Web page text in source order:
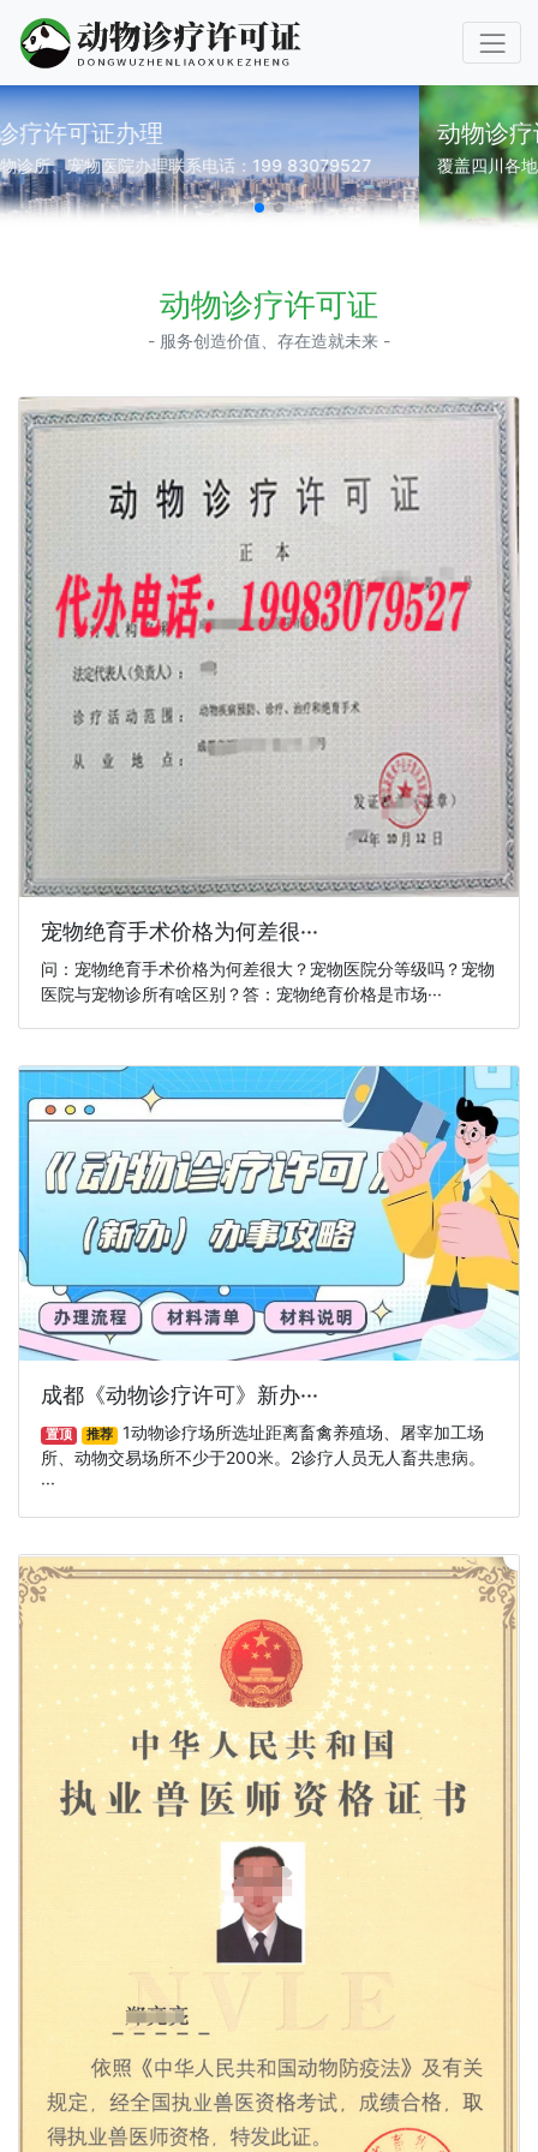
动物诊疗许可证代办
覆盖四川各地区动物诊疗许可证代办、企业登记代理
动物诊疗许可证
- 服务创造价值、存在造就未来 -
宠物绝育手术价格为何差很···
问：宠物绝育手术价格为何差很大？宠物医院分等级吗？宠物
医院与宠物诊所有啥区别？答：宠物绝育价格是市场···
成都《动物诊疗许可》新办···
置顶 推荐
1动物诊疗场所选址距离畜禽养殖场、屠宰加工场
所、动物交易场所不少于200米。2诊疗人员无人畜共患病。
···